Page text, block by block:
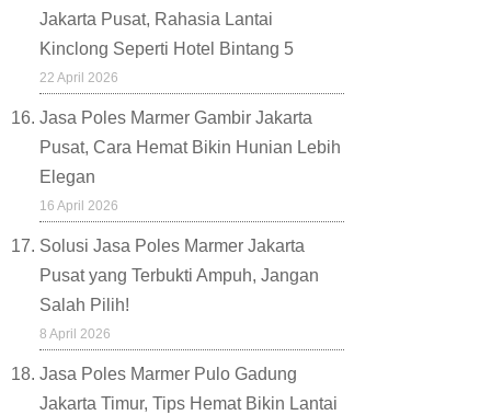
Jakarta Pusat, Rahasia Lantai
Kinclong Seperti Hotel Bintang 5
22 April 2026
Jasa Poles Marmer Gambir Jakarta
Pusat, Cara Hemat Bikin Hunian Lebih
Elegan
16 April 2026
Solusi Jasa Poles Marmer Jakarta
Pusat yang Terbukti Ampuh, Jangan
Salah Pilih!
8 April 2026
Jasa Poles Marmer Pulo Gadung
Jakarta Timur, Tips Hemat Bikin Lantai